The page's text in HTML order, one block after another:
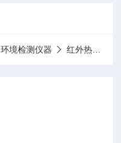
环境检测仪器 红外热像仪